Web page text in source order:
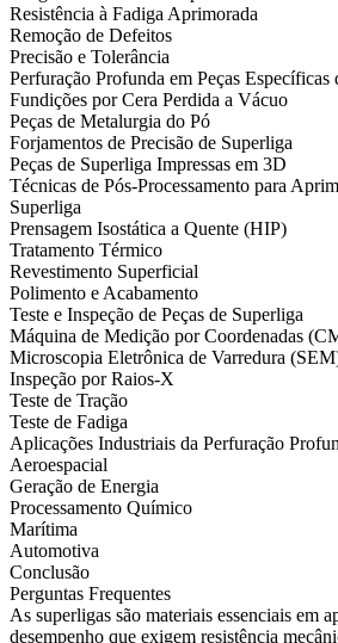
Resistência à Fadiga Aprimorada
Remoção de Defeitos
Precisão e Tolerância
Perfuração Profunda em Peças Específicas
Fundições por Cera Perdida a Vácuo
Peças de Metalurgia do Pó
Forjamentos de Precisão de Superliga
Peças de Superliga Impressas em 3D
Técnicas de Pós-Processamento para
Superliga
Prensagem Isostática a Quente (HIP)
Tratamento Térmico
Revestimento Superficial
Polimento e Acabamento
Teste e Inspeção de Peças de Superliga
Máquina de Medição por Coordenadas
Microscopia Eletrônica de Varredura
Inspeção por Raios-X
Teste de Tração
Teste de Fadiga
Aplicações Industriais da Perfuração
Aeroespacial
Geração de Energia
Processamento Químico
Marítima
Automotiva
Conclusão
Perguntas Frequentes
As superligas são materiais essenciais em
desempenho que exigem resistência